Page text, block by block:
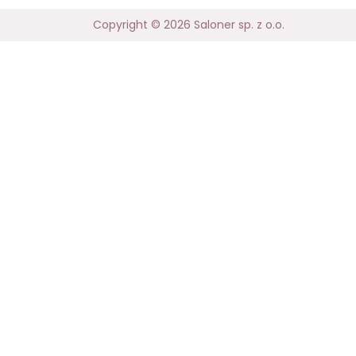
Copyright © 2026 Saloner sp. z o.o.